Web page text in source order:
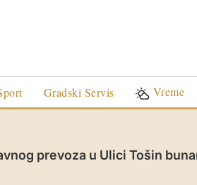
Gradski Servis Vreme
prevoza u Ulici Tošin